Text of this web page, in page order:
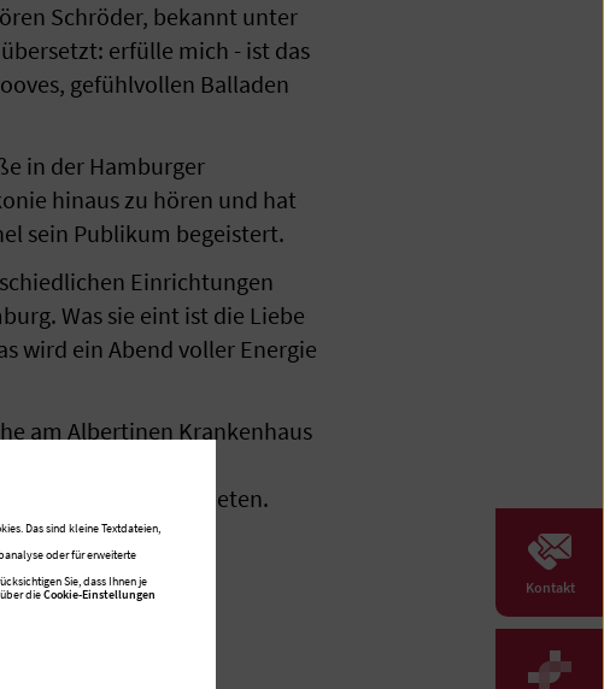
Kontakt
Schröder, bekannt unter
erfülle mich - ist das
gefühlvollen Balladen
in der Hamburger
hinaus zu hören und hat
sein Publikum begeistert.
Einrichtungen
Was sie eint ist die Liebe
wird ein Abend voller Energie
am Albertinen Krankenhaus
das Albertinen
Spende wird gebeten.
Das sind kleine Textdateien,
oder für erweiterte
Sie, dass Ihnen je
dieCookie-Einstellungen